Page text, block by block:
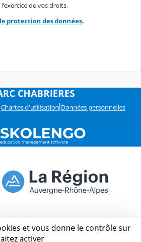
de vos droits.
protection des données.
CHABRIERES
Chartes d'utilisation Données personnelles
et vous donne le contrôle sur
activer